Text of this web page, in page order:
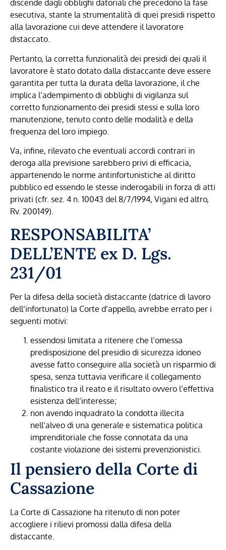
discende dagli obblighi datoriali che precedono la fase
esecutiva, stante la strumentalità di quei presidi rispetto
alla lavorazione cui deve attendere il lavoratore
distaccato.
Pertanto, la corretta funzionalità dei presidi dei quali il
lavoratore è stato dotato dalla distaccante deve essere
garantita per tutta la durata della lavorazione, il che
implica l’adempimento di obblighi di vigilanza sul
corretto funzionamento dei presidi stessi e sulla loro
manutenzione, tenuto conto delle modalità e della
frequenza del loro impiego.
Va, infine, rilevato che eventuali accordi contrari in
deroga alla previsione sarebbero privi di efficacia,
appartenendo le norme antinfortunistiche al diritto
pubblico ed essendo le stesse inderogabili in forza di atti
privati (cfr. sez. 4 n. 10043 del 8/7/1994, Vigani ed altro,
Rv. 200149).
RESPONSABILITA’
DELL’ENTE ex D. Lgs.
231/01
Per la difesa della società distaccante (datrice di lavoro
dell’infortunato) la Corte d’appello, avrebbe errato per i
seguenti motivi:
essendosi limitata a ritenere che l’omessa
predisposizione del presidio di sicurezza idoneo
avesse fatto conseguire alla società un risparmio di
spesa, senza tuttavia verificare il collegamento
finalistico tra il reato e il risultato ovvero l’effettiva
esistenza dell’interesse;
non avendo inquadrato la condotta illecita
nell’alveo di una generale e sistematica politica
imprenditoriale che fosse connotata da una
costante violazione dei sistemi prevenzionistici.
Il pensiero della Corte di
Cassazione
La Corte di Cassazione ha ritenuto di non poter
accogliere i rilievi promossi dalla difesa della
distaccante.